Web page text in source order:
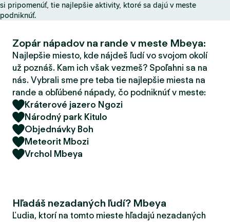
T
d
e
r
si pripomenúť, tie najlepšie aktivity, ktoré sa dajú v meste
podniknúť.
Zopár nápadov na rande v meste Mbeya:
Najlepšie miesto, kde nájdeš ľudí vo svojom okolí
už poznáš. Kam ich však vezmeš? Spoľahni sa na
nás. Vybrali sme pre teba tie najlepšie miesta na
rande a obľúbené nápady, čo podniknúť v meste:
Kráterové jazero Ngozi
Národný park Kitulo
Objednávky Boh
Meteorit Mbozi
Vrchol Mbeya
Hľadáš nezadaných ľudí? Mbeya
Ľudia, ktorí na tomto mieste hľadajú nezadaných